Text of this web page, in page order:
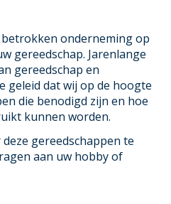
onderneming op
gereedschap. Jarenlange
gereedschap en
geleid dat wij op de hoogte
die benodigd zijn en hoe
kunnen worden.
gereedschappen te
aan uw hobby of